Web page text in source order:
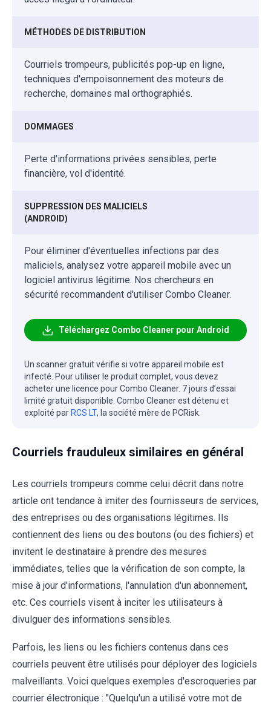
MÉTHODES DE DISTRIBUTION
Courriels trompeurs, publicités pop-up en ligne,
techniques d'empoisonnement des moteurs de
recherche, domaines mal orthographiés.
DOMMAGES
Perte d'informations privées sensibles, perte
financière, vol d'identité.
SUPPRESSION DES MALICIELS
(ANDROID)
Pour éliminer d'éventuelles infections par des
maliciels, analysez votre appareil mobile avec un
logiciel antivirus légitime. Nos chercheurs en
sécurité recommandent d'utiliser Combo Cleaner.
Téléchargez Combo Cleaner pour Android
Un scanner gratuit vérifie si votre appareil mobile est
infecté. Pour utiliser le produit complet, vous devez
acheter une licence pour Combo Cleaner. 7 jours d’essai
limité gratuit disponible. Combo Cleaner est détenu et
exploité par RCS LT, la société mère de PCRisk.
Courriels frauduleux similaires en général
Les courriels trompeurs comme celui décrit dans notre
article ont tendance à imiter des fournisseurs de services,
des entreprises ou des organisations légitimes. Ils
contiennent des liens ou des boutons (ou des fichiers) et
invitent le destinataire à prendre des mesures
immédiates, telles que la vérification de son compte, la
mise à jour d'informations, l'annulation d'un abonnement,
etc. Ces courriels visent à inciter les utilisateurs à
divulguer des informations sensibles.
Parfois, les liens ou les fichiers contenus dans ces
courriels peuvent être utilisés pour déployer des logiciels
malveillants. Voici quelques exemples d'escroqueries par
courrier électronique : "Quelqu'un a utilisé votre mot de